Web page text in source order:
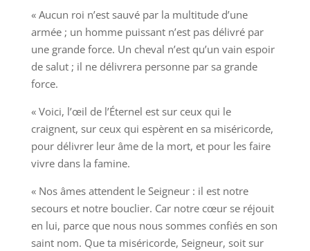
« Aucun roi n’est sauvé par la multitude d’une
armée ; un homme puissant n’est pas délivré par
une grande force. Un cheval n’est qu’un vain espoir
de salut ; il ne délivrera personne par sa grande
force.
« Voici, l’œil de l’Éternel est sur ceux qui le
craignent, sur ceux qui espèrent en sa miséricorde,
pour délivrer leur âme de la mort, et pour les faire
vivre dans la famine.
« Nos âmes attendent le Seigneur : il est notre
secours et notre bouclier. Car notre cœur se réjouit
en lui, parce que nous nous sommes confiés en son
saint nom. Que ta miséricorde, Seigneur, soit sur